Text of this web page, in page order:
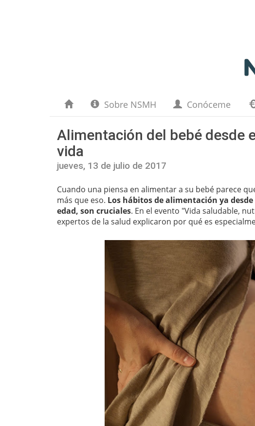
Sobre NSMH Conóceme
Alimentación del bebé desde
vida
jueves, 13 de julio de 2017
Cuando una piensa en alimentar a su bebé parece
más que eso. Los hábitos de alimentación ya
edad, son cruciales. En el evento "Vida saludable,
expertos de la salud explicaron por qué es